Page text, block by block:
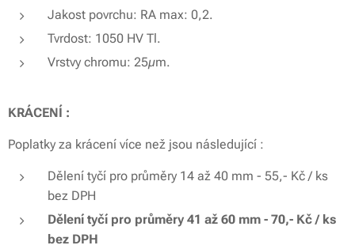
Jakost povrchu: RA max: 0,2.
Tvrdost: 1050 HV Tl.
Vrstvy chromu: 25µm.
KRÁCENÍ :
Poplatky za krácení více než jsou následující :
Dělení tyčí pro průměry 14 až 40 mm - 55,- Kč / ks
bez DPH
Dělení tyčí pro průměry 41 až 60 mm - 70,- Kč / ks
bez DPH